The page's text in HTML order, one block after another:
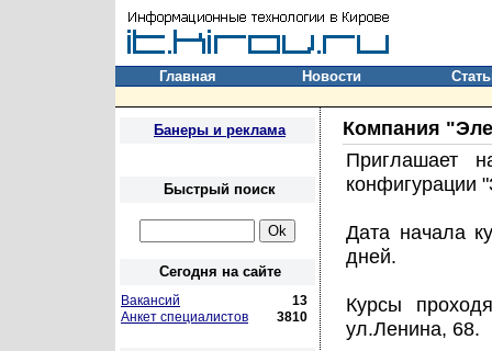
Главная Новости
Банеры и реклама
Быстрый поиск
Сегодня на сайте
Вакансий
13
Анкет специалистов
3810
Компания
Приглашает
конфигурации
Дата начала
дней.
Курсы
ул.Ленина, 68.